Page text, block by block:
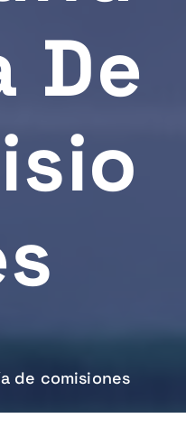
De
de comisiones